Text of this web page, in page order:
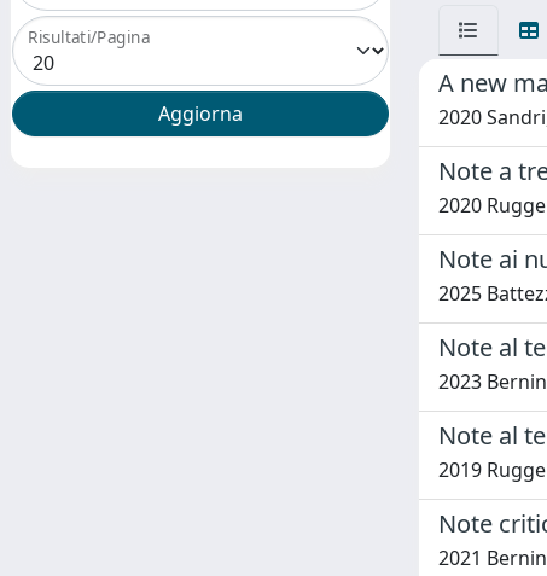
Risultati/Pagina
A new
2020
Note a
2020
Note ai
2025
Note al
2023
Note al
2019
Note
2021